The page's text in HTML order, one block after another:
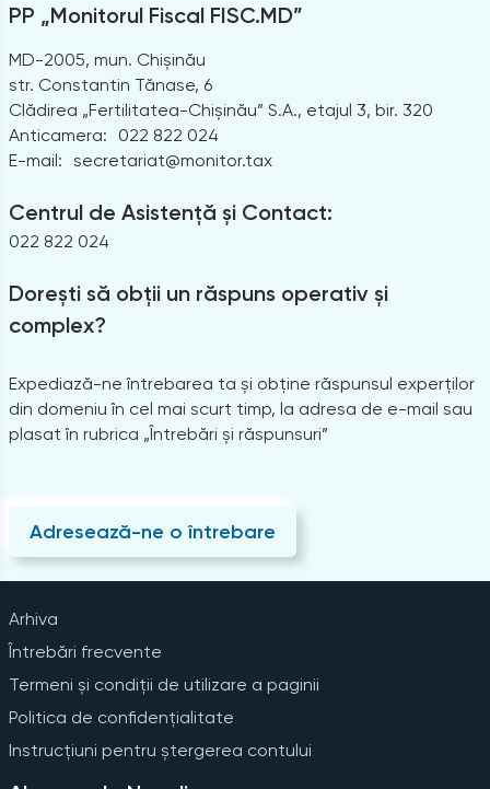
PP „Monitorul Fiscal FISC.MD”
MD-2005, mun. Chișinău
str. Constantin Tănase, 6
Clădirea „Fertilitatea-Chișinău” S.A., etajul 3, bir. 320
Anticamera:
022 822 024
E-mail: secretariat@monitor.tax
Centrul de Asistență și Contact:
022 822 024
Dorești să obții un răspuns operativ și
complex?
Expediază-ne întrebarea ta și obține răspunsul experților
din domeniu în cel mai scurt timp, la adresa de e-mail sau
plasat în rubrica „Întrebări și răspunsuri”
Adresează-ne o întrebare
Arhiva
Întrebări frecvente
Termeni și condiții de utilizare a paginii
Politica de confidențialitate
Instrucțiuni pentru ștergerea contului